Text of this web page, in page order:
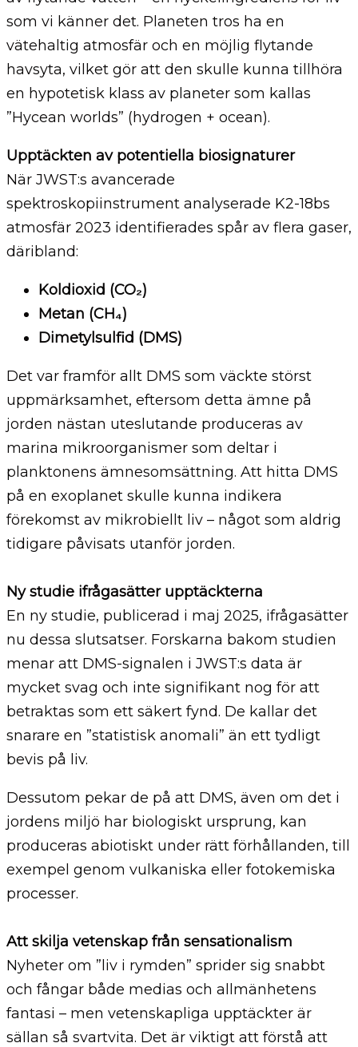
som vi känner det. Planeten tros ha en
vätehaltig atmosfär och en möjlig flytande
havsyta, vilket gör att den skulle kunna tillhöra
en hypotetisk klass av planeter som kallas
”Hycean worlds” (hydrogen + ocean).
Upptäckten av potentiella biosignaturer
När JWST:s avancerade
spektroskopiinstrument analyserade K2-18bs
atmosfär 2023 identifierades spår av flera gaser,
däribland:
Koldioxid (CO₂)
Metan (CH₄)
Dimetylsulfid (DMS)
Det var framför allt DMS som väckte störst
uppmärksamhet, eftersom detta ämne på
jorden nästan uteslutande produceras av
marina mikroorganismer som deltar i
planktonens ämnesomsättning. Att hitta DMS
på en exoplanet skulle kunna indikera
förekomst av mikrobiellt liv – något som aldrig
tidigare påvisats utanför jorden.
Ny studie ifrågasätter upptäckterna
En ny studie, publicerad i maj 2025, ifrågasätter
nu dessa slutsatser. Forskarna bakom studien
menar att DMS-signalen i JWST:s data är
mycket svag och inte signifikant nog för att
betraktas som ett säkert fynd. De kallar det
snarare en ”statistisk anomali” än ett tydligt
bevis på liv.
Dessutom pekar de på att DMS, även om det i
jordens miljö har biologiskt ursprung, kan
produceras abiotiskt under rätt förhållanden, till
exempel genom vulkaniska eller fotokemiska
processer.
Att skilja vetenskap från sensationalism
Nyheter om ”liv i rymden” sprider sig snabbt
och fångar både medias och allmänhetens
fantasi – men vetenskapliga upptäckter är
sällan så svartvita. Det är viktigt att förstå att